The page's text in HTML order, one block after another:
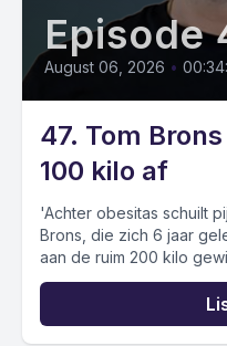
Episode
August 06, 2026 •
47. Tom
100 kilo af
'Achter obesitas schuilt
Brons, die zich 6 jaar
aan de ruim 200 kilo